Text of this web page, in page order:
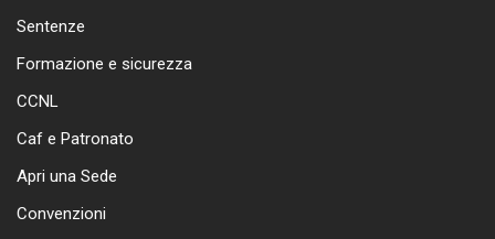
Sentenze
Formazione e sicurezza
CCNL
Caf e Patronato
Apri una Sede
Convenzioni